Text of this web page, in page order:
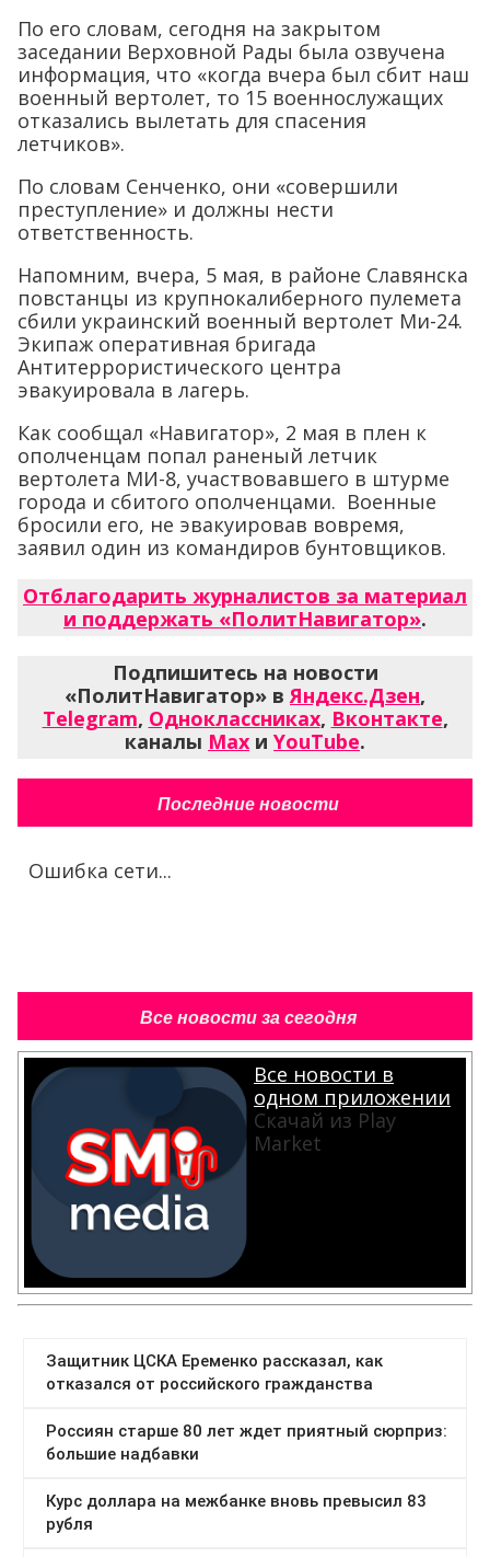
По его словам, сегодня на закрытом
заседании Верховной Рады была озвучена
информация, что «когда вчера был сбит наш
военный вертолет, то 15 военнослужащих
отказались вылетать для спасения
летчиков».
По словам Сенченко, они «совершили
преступление» и должны нести
ответственность.
Напомним, вчера, 5 мая, в районе Славянска
повстанцы из крупнокалиберного пулемета
сбили украинский военный вертолет Ми-24.
Экипаж оперативная бригада
Антитеррористического центра
эвакуировала в лагерь.
Как сообщал «Навигатор», 2 мая в плен к
ополченцам попал раненый летчик
вертолета МИ-8, участвовавшего в штурме
города и сбитого ополченцами. Военные
бросили его, не эвакуировав вовремя,
заявил один из командиров бунтовщиков.
Отблагодарить журналистов за материал
и поддержать «ПолитНавигатор».
Подпишитесь на новости
«ПолитНавигатор» вЯндекс.Дзен,
Telegram, Одноклассниках, Вконтакте,
каналы Max и YouTube.
Последние новости
Ошибка сети...
Все новости за сегодня
Все новости в
одном приложении
Скачай из Play
Market